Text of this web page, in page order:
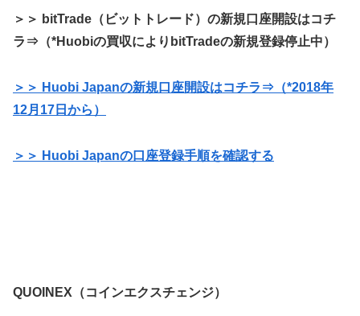
＞＞ bitTrade（ビットトレード）の新規口座開設はコチ
ラ⇒（*Huobiの買収によりbitTradeの新規登録停止中）
＞＞ Huobi Japanの新規口座開設はコチラ⇒（*2018年
12月17日から）
＞＞ Huobi Japanの口座登録手順を確認する
QUOINEX（コインエクスチェンジ）